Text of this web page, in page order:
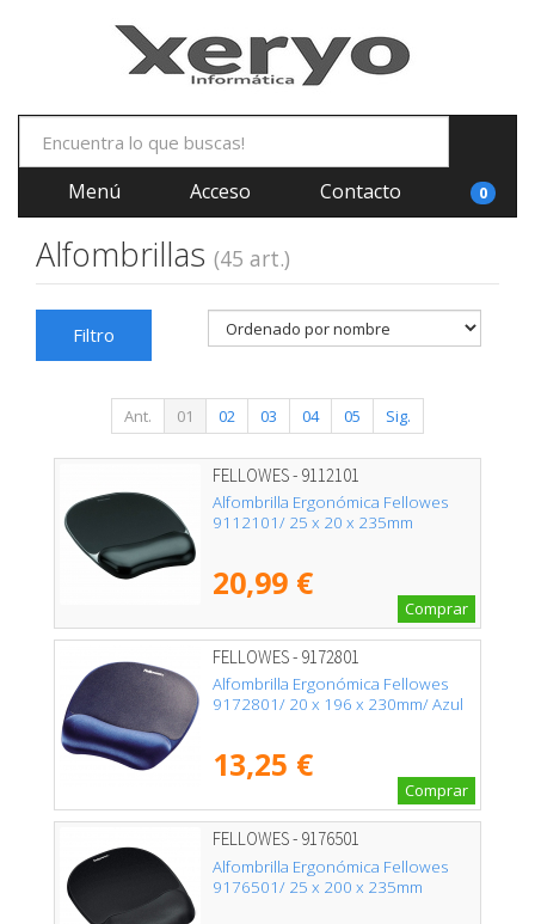
Menú Acceso Contacto 0
Alfombrillas (45 art.)
Filtro
Ant. 01 02 03 04 05 Sig.
FELLOWES - 9112101
Alfombrilla Ergonómica Fellowes
9112101/ 25 x 20 x 235mm
20,99 €
Comprar
FELLOWES - 9172801
Alfombrilla Ergonómica Fellowes
9172801/ 20 x 196 x 230mm/ Azul
13,25 €
Comprar
FELLOWES - 9176501
Alfombrilla Ergonómica Fellowes
9176501/ 25 x 200 x 235mm